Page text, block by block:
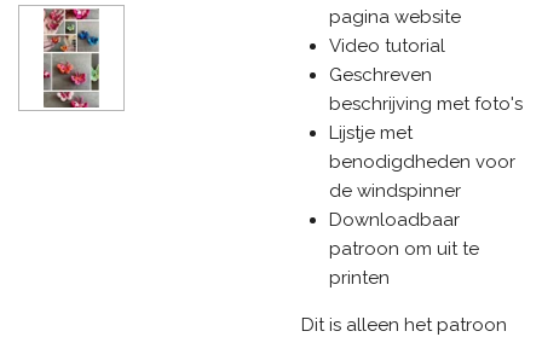
pagina website
Video tutorial
Geschreven
beschrijving met foto's
Lijstje met
benodigdheden voor
de windspinner
Downloadbaar
patroon om uit te
printen
Dit is alleen het patroon